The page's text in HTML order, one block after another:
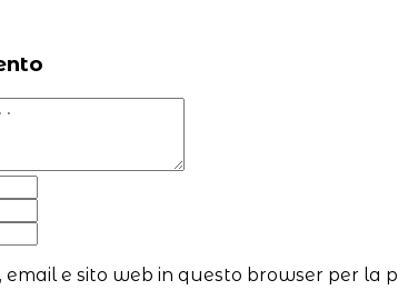
email e sito web in questo browser per la